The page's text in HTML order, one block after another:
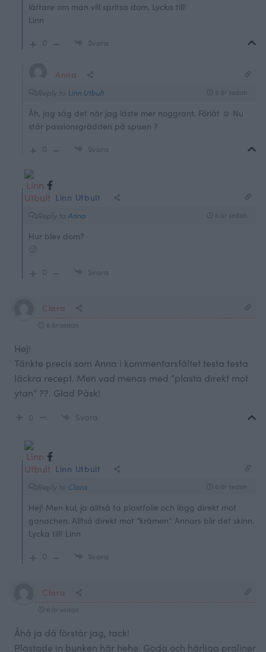
lättare om man vill spritsa dom. Lycka till!
Linn
0
Svara
Anna
Reply to Linn Utbult 6 år sedan
Åh, jag såg det när jag läste mer noggrant. Förlåt ☺️ Nu
står passionsgrädden på spisen ?
0
Svara
Linn Utbult
Reply to Anna 6 år sedan
Hur blev dom?
🙂
0
Svara
Clara
6 år sedan
Hej!
Tänkte precis som Anna i kommentarsfältet testa testa
läckra recept. Men vad menas med ”plasta direkt mot
ytan” ??. Glad Påsk!
0 Svara
Linn Utbult
Reply to Clara 6 år sedan
Hej! Men kul, ja alltså ta plastfolie och lägg direkt mot
ganachen. Alltså direkt mot ”krämen”. Annars blir det skinn.
Lycka till! Linn
0
Svara
Clara
6 år sedan
Åhå ja då förstår jag, tack!
Plastade in bunken här hehe. Goda och härliga praliner